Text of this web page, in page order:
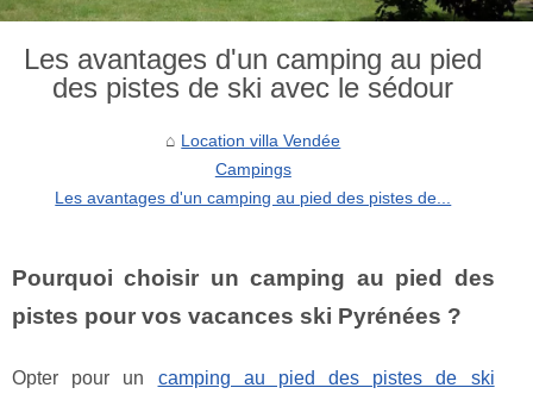
Les avantages d'un camping au pied
des pistes de ski avec le sédour
Location villa Vendée
Campings
Les avantages d'un camping au pied des pistes de...
Pourquoi choisir un camping au pied des
pistes pour vos vacances ski Pyrénées ?
Opter pour un camping au pied des pistes de ski